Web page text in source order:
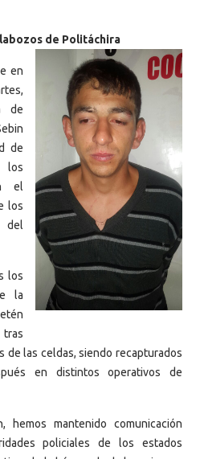
de Politáchira
en
de
de
los
el
los
del
los
la
de las celdas, siendo recapturados
en distintos operativos de
hemos mantenido comunicación
policiales de los estados